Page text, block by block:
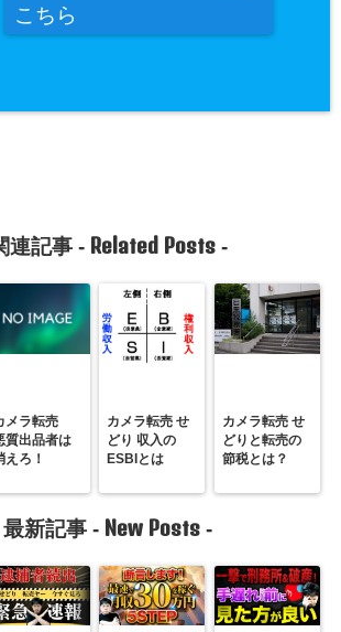
こちら
連記事 - Related Posts-
メラ転売
質出品者は
えろ！
カメラ転売 せ
どり 収入の
ESBIとは
カメラ転売 せ
どりと転売の
節税とは？
最新記事 - New Posts -